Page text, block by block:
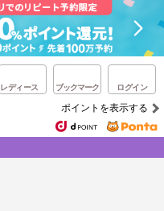
レディース ブックマーク ログイン
ポイントを表示する